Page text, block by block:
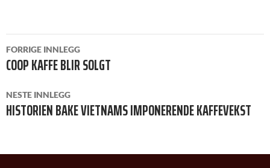
INNLEGGSNAVIGASJON
FORRIGE INNLEGG
COOP KAFFE BLIR SOLGT
NESTE INNLEGG
HISTORIEN BAKE VIETNAMS IMPONERENDE KAFFEVEKST